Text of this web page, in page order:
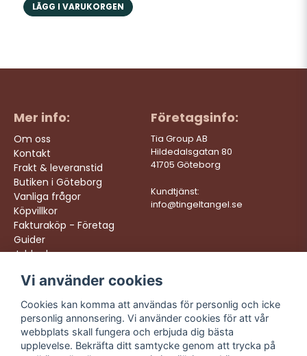
LÄGG I VARUKORGEN
Mer info:
Om oss
Kontakt
Frakt & leveranstid
Butiken i Göteborg
Vanliga frågor
Köpvillkor
Fakturaköp - Företag
Guider
Jobba hos oss
Företagsinfo:
Tia Group AB
Hildedalsgatan 80
41705 Göteborg
Kundtjänst:
info@tingeltangel.se
Följ oss:
Instagram
Facebook
TikTok
Vi levererar:
Snabba leveranser
Trygga köp
Fri frakt över 499:-
Trevlig kundtjänst
Vi använder cookies
Cookies kan komma att användas för personlig och icke
personlig annonsering. Vi använder cookies för att vår
webbplats skall fungera och erbjuda dig bästa
upplevelse. Bekräfta ditt samtycke genom att trycka på